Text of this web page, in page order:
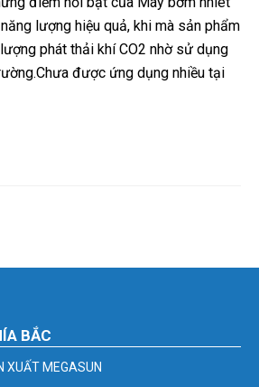
lượng hiệu quả, khi mà sản phẩm
phát thải khí CO2 nhờ sử dụng
được ứng dụng nhiều tại
BẮC
XUẤT MEGASUN